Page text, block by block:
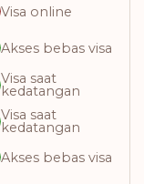
Visa online
Akses bebas visa
Visa saat
kedatangan
Visa saat
kedatangan
Akses bebas visa